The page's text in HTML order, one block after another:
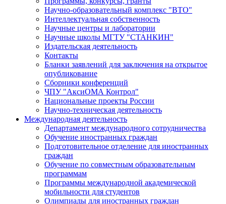
Научно-образовательный комплекс "ВТО"
Интеллектуальная собственность
Научные центры и лаборатории
Научные школы МГТУ "СТАНКИН"
Издательская деятельность
Контакты
Бланки заявлений для заключения на открытое
опубликование
Сборники конференций
ЧПУ "АксиОМА Контрол"
Национальные проекты России
Научно-техническая деятельность
Международная деятельность
Департамент международного сотрудничества
Обучение иностранных граждан
Подготовительное отделение для иностранных
граждан
Обучение по совместным образовательным
программам
Программы международной академической
мобильности для студентов
Олимпиады для иностранных граждан